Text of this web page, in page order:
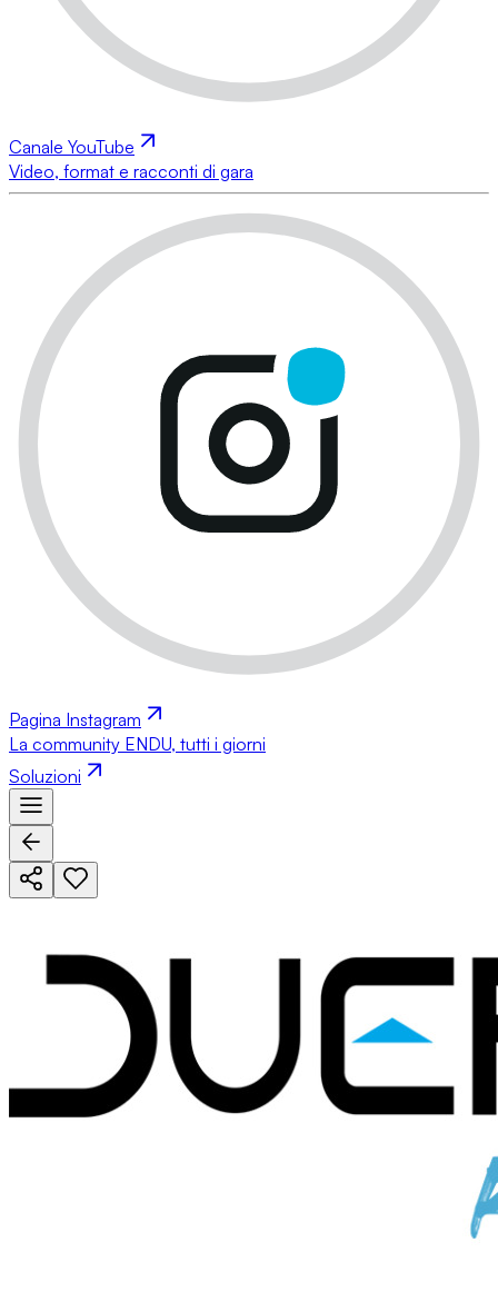
Canale YouTube
Video, format e racconti di gara
Pagina Instagram
La community ENDU, tutti i giorni
Soluzioni